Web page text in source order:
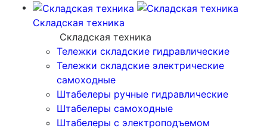
Складская техника
Складская техника
Тележки складские гидравлические
Тележки складские электрические
самоходные
Штабелеры ручные гидравлические
Штабелеры самоходные
Штабелеры с электроподъемом